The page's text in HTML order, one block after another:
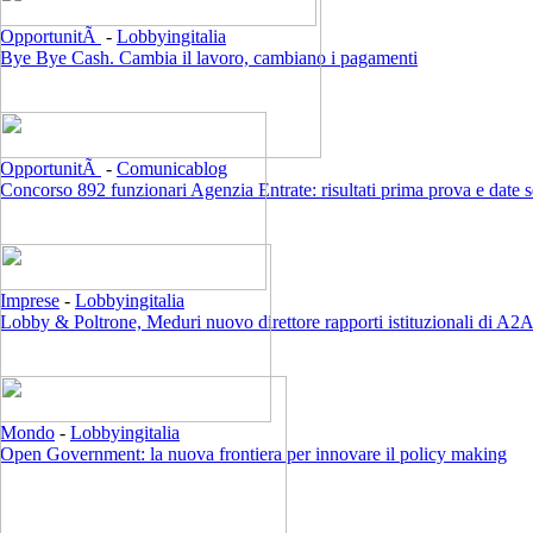
OpportunitÃ - Lobbyingitalia
Bye Bye Cash. Cambia il lavoro, cambiano i pagamenti
OpportunitÃ - Comunicablog
Concorso 892 funzionari Agenzia Entrate: risultati prima prova e date
Imprese - Lobbyingitalia
Lobby & Poltrone, Meduri nuovo direttore rapporti istituzionali di A2A
Mondo - Lobbyingitalia
Open Government: la nuova frontiera per innovare il policy making